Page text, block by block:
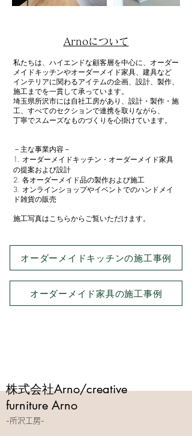
Arnoについて
私たちは、ハイエンドな顧客層を中心に、オーダー
メイドキッチンやオーダーメイド家具、建具など
インテリアに関わるアイテムの企画、設計、製作、
施工までを一貫して承っています。
埼玉県所沢市には自社工房があり、設計・製作・施
工、すべてのセクションで連携を取りながら、
丁寧でスムーズなものづくりを心掛けています。
－主な事業内容－
オーダーメイドキッチン・オーダーメイド家具
の提案および設計
各オーダーメイド品の製作および施工
オンラインショップやイベントでのハンドメイ
ド雑貨の販売​​
施工写真はこちらからご覧いただけます。
オーダーメイドキッチンの施工事例
オーダーメイド家具の施工事例
株式会社Arno/creative
furniture Arno
-所沢工房-